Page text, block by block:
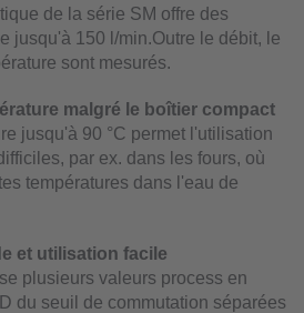
de la série SM offre des
jusqu'à 150 l/min.Outre le débit, le
sont mesurés.
malgré le boîtier compact
jusqu'à 90 °C permet l'utilisation
par ex. dans les fours, où
températures dans l'eau de
et utilisation facile
plusieurs valeurs process en
du seuil de commutation séparées